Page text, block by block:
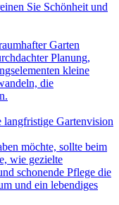
Sie Schönheit und
Garten
Planung,
kleine
die
langfristige Gartenvision
möchte, sollte beim
wie gezielte
schonende Pflege die
und ein lebendiges